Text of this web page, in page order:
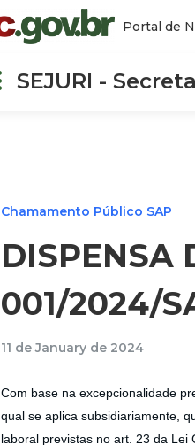
Portal de
SEJURI -
Chamamento Público SAP
DISPENSA
001/2024/
11 de January de 2024
Com base na excepcionalidade
qual se aplica subsidiariamente,
laboral previstas no art. 23 da Lei